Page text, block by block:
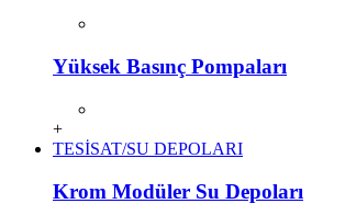
Yüksek Basınç Pompaları
+
TESİSAT/SU DEPOLARI
Krom Modüler Su Depoları